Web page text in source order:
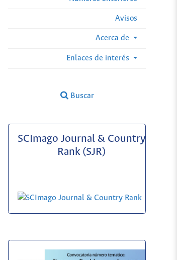
Avisos
Acerca de
Enlaces de interés
Buscar
SCImago Journal & Country
Rank (SJR)